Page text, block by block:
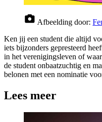
Afbeelding door:
Ken jij een student die altijd
iets bijzonders gepresteerd
in het verenigingsleven of
de student onbaatzuchtig en
belonen met een nominatie
Lees meer